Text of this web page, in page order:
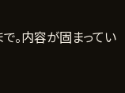
。内容が固まってい